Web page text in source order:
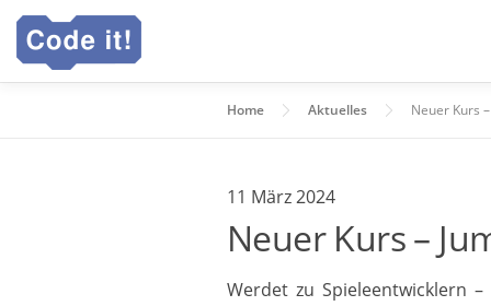
Zum
Inhalt
springen
Home Aktuelles Neuer Kurs –
11 März 2024
Neuer Kurs –
Werdet zu Spieleentwicklern